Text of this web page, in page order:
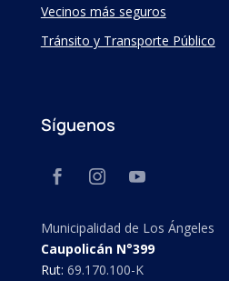
Vecinos más seguros
Tránsito y Transporte Público
Síguenos
Municipalidad de Los Ángeles
Caupolicán N°399
Rut: 69.170.100-K